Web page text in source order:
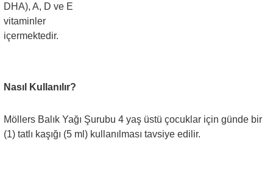
DHA), A, D ve E
vitaminler
içermektedir.
Nasıl Kullanılır?
Möllers Balık Yağı Şurubu 4 yaş üstü çocuklar için günde bir
(1) tatlı kaşığı (5 ml) kullanılması tavsiye edilir.